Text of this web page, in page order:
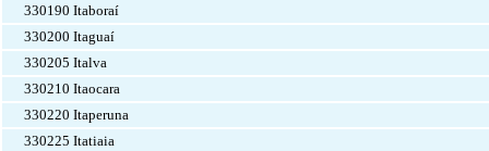
330190 Itaboraí
330200 Itaguaí
330205 Italva
330210 Itaocara
330220 Itaperuna
330225 Itatiaia